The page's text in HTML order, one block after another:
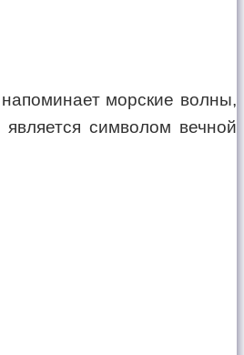
морские волны,
символом вечной